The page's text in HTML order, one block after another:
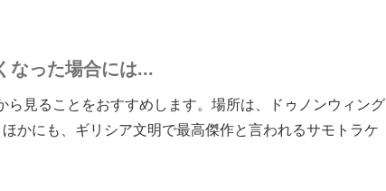
なった場合には...
ら見ることをおすすめします。場所は、ドゥノンウィング
かにも、ギリシア文明で最高傑作と言われるサモトラケ